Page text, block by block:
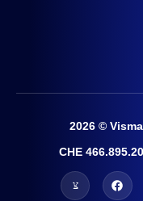
2026©
CHE